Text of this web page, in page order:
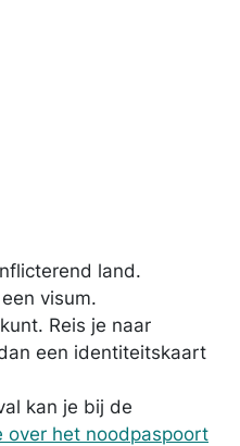
land.
visum.
Reis je naar
een identiteitskaart
kan je bij de
over het noodpaspoort